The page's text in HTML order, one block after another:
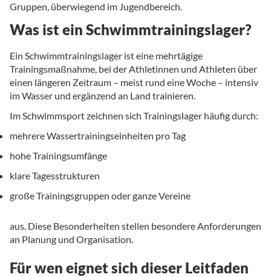
Gruppen, überwiegend im Jugendbereich.
Was ist ein Schwimmtrainingslager?
Ein Schwimmtrainingslager ist eine mehrtägige
Trainingsmaßnahme, bei der Athletinnen und Athleten über
einen längeren Zeitraum – meist rund eine Woche – intensiv
im Wasser und ergänzend an Land trainieren.
Im Schwimmsport zeichnen sich Trainingslager häufig durch:
mehrere Wassertrainingseinheiten pro Tag
hohe Trainingsumfänge
klare Tagesstrukturen
große Trainingsgruppen oder ganze Vereine
aus. Diese Besonderheiten stellen besondere Anforderungen
an Planung und Organisation.
Für wen eignet sich dieser Leitfaden